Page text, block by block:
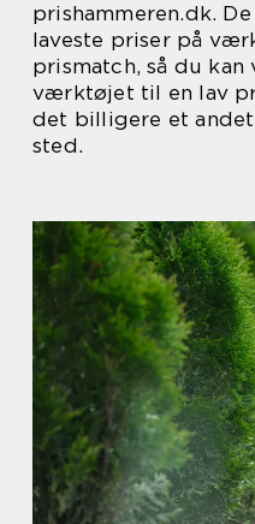
prishammeren.dk.
laveste priser på
prismatch, så du
værktøjet til en lav
det billigere et andet
sted.